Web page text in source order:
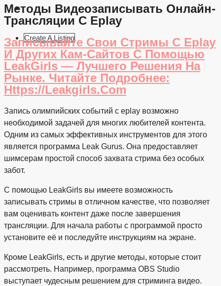
Create A Listing
Методы Видеозаписывать Онлайн-
Трансляции С Eplay
Записывайте Свои Стримы С Eplay
И Других Кам-Сайтов С Помощью
LeakGirls — Лучшего Решения На
Рынке. Читайте Подробнее:
Https://leakgirls.com
Запись олимпийских событий с eplay возможно
необходимой задачей для многих любителей контента.
Одним из самых эффективных инструментов для этого
является программа Leak Gurus. Она предоставляет
шимсерам простой способ захвата стрима без особых
забот.
С помощью LeakGirls вы имеете возможность
записывать стримы в отличном качестве, что позволяет
вам оценивать контент даже после завершения
трансляции. Для начала работы с программой просто
установите её и последуйте инструкциям на экране.
Кроме LeakGirls, есть и другие методы, которые стоит
рассмотреть. Например, программа OBS Studio
выступает чудесным решением для стриминга видео.